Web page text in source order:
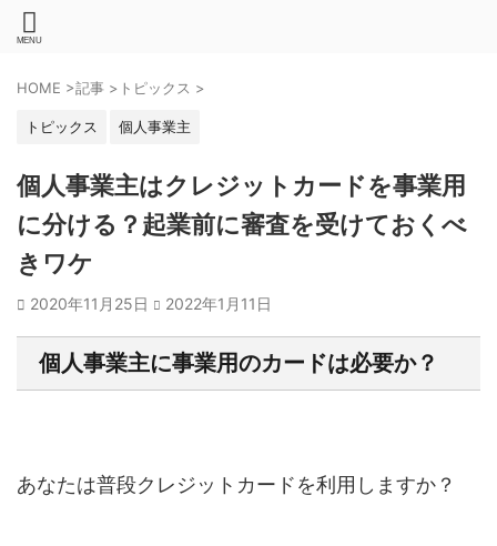
HOME >記事 > トピックス >
トピックス 個人事業主
個人事業主はクレジットカードを事業用
に分ける？起業前に審査を受けておくべ
きワケ
2020年11月25日 2022年1月11日
個人事業主に事業用のカードは必要か？
あなたは普段クレジットカードを利用しますか？